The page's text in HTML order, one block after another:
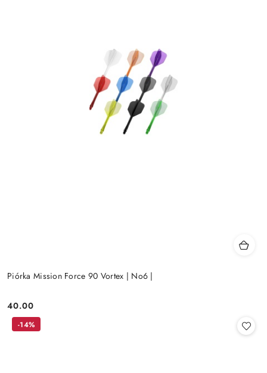
Piórka Mission Force 90 Vortex | No6 |
Cena:
40.00
-14%